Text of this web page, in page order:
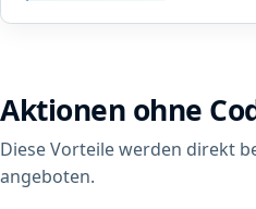
u
a
s
g
Aktionen ohne
Diese Vorteile werden direkt
angeboten.